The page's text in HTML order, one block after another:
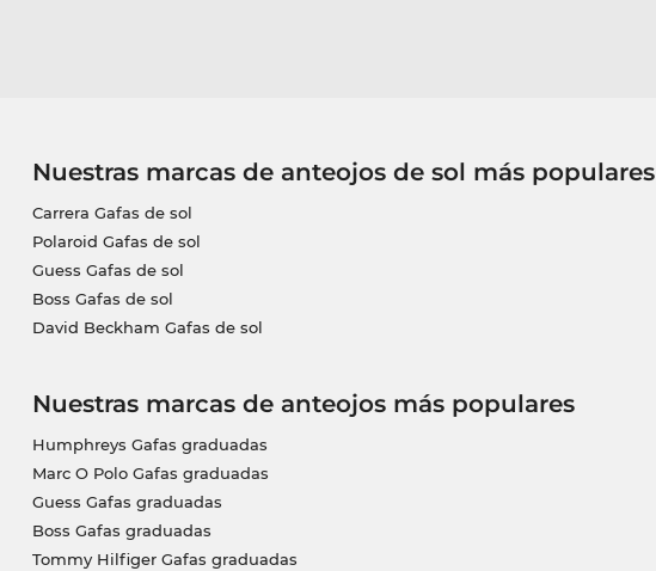
Nuestras marcas de anteojos de sol más populares
Carrera Gafas de sol
Polaroid Gafas de sol
Guess Gafas de sol
Boss Gafas de sol
David Beckham Gafas de sol
Nuestras marcas de anteojos más populares
Humphreys Gafas graduadas
Marc O Polo Gafas graduadas
Guess Gafas graduadas
Boss Gafas graduadas
Tommy Hilfiger Gafas graduadas